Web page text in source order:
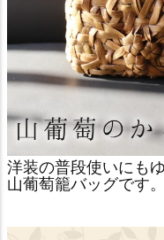
洋装の普段使いにも
山葡萄籠バッグです。